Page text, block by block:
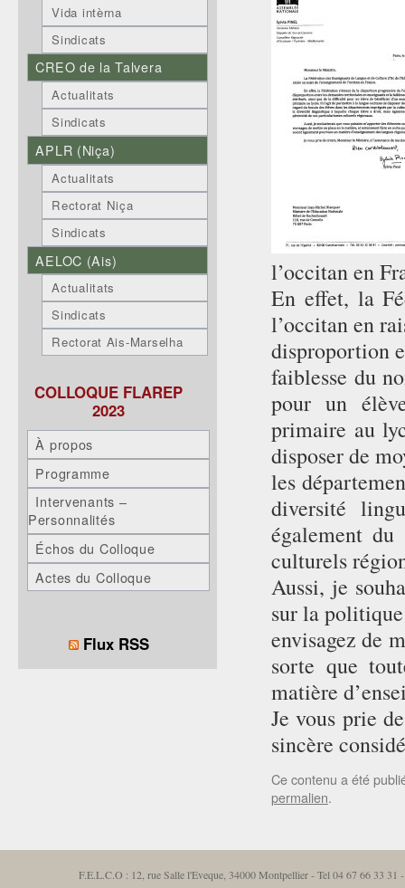
l’occitan en
En effet, la
l’occitan en
disproportion
faiblesse du
pour un
primaire au
disposer de
les
diversité
également
culturels
Aussi, je
sur la
envisagez de
sorte que
matière
Je vous prie
sincère
Ce contenu a été
permalien.
Vida intèrna
Sindicats
CREO de la Talvera
Actualitats
Sindicats
APLR (Niça)
Actualitats
Rectorat Niça
Sindicats
AELOC (Ais)
Actualitats
Sindicats
Rectorat Ais-Marselha
COLLOQUE FLAREP
2023
À propos
Programme
Intervenants –
Personnalités
Échos du Colloque
Actes du Colloque
Flux RSS
F.E.L.C.O : 12, rue Salle l'Eveque, 34000 Montpellier - Tel 04 67 66 33